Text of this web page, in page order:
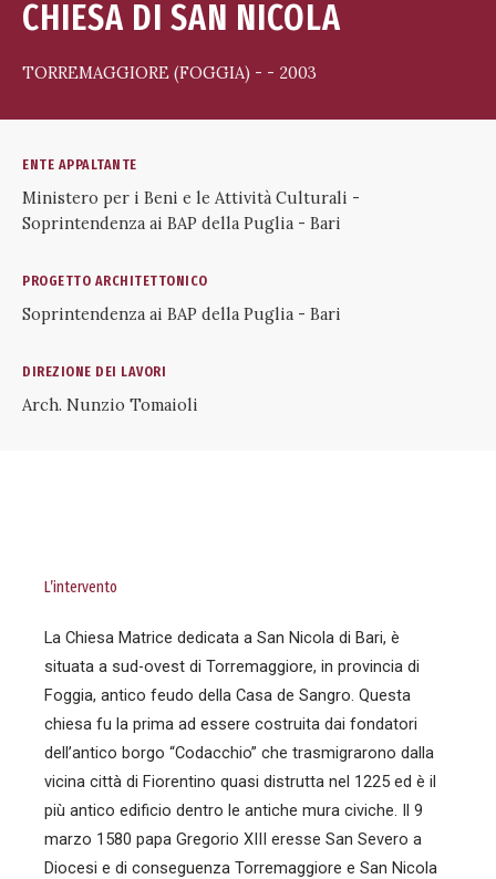
CHIESA DI SAN NICOLA
TORREMAGGIORE (FOGGIA) - - 2003
ENTE APPALTANTE
Ministero per i Beni e le Attività Culturali -
Soprintendenza ai BAP della Puglia - Bari
PROGETTO ARCHITETTONICO
Soprintendenza ai BAP della Puglia - Bari
DIREZIONE DEI LAVORI
Arch. Nunzio Tomaioli
L’intervento
La Chiesa Matrice dedicata a San Nicola di Bari, è
situata a sud-ovest di Torremaggiore, in provincia di
Foggia, antico feudo della Casa de Sangro. Questa
chiesa fu la prima ad essere costruita dai fondatori
dell’antico borgo “Codacchio” che trasmigrarono dalla
vicina città di Fiorentino quasi distrutta nel 1225 ed è il
più antico edificio dentro le antiche mura civiche. Il 9
marzo 1580 papa Gregorio XIII eresse San Severo a
Diocesi e di conseguenza Torremaggiore e San Nicola